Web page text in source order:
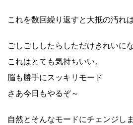
これを数回繰り返すと大抵の汚れ
ごしごししたらしただけきれいにな
これはとても気持ちいい。
脳も勝手にスッキリモード
さあ今日もやるぞ～
自然とそんなモードにチェンジしま